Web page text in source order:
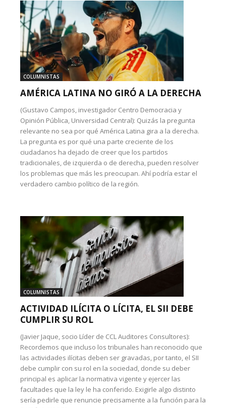
COLUMNISTAS
AMÉRICA LATINA NO GIRÓ A LA DERECHA
(Gustavo Campos, investigador Centro Democracia y
Opinión Pública, Universidad Central): Quizás la pregunta
relevante no sea por qué América Latina gira a la derecha.
La pregunta es por qué una parte creciente de los
ciudadanos ha dejado de creer que los partidos
tradicionales, de izquierda o de derecha, pueden resolver
los problemas que más les preocupan. Ahí podría estar el
verdadero cambio político de la región.
COLUMNISTAS
ACTIVIDAD ILÍCITA O LÍCITA, EL SII DEBE
CUMPLIR SU ROL
(Javier Jaque, socio Líder de CCL Auditores Consultores):
Recordemos que incluso los tribunales han reconocido que
las actividades ilícitas deben ser gravadas, por tanto, el SII
debe cumplir con su rol en la sociedad, donde su deber
principal es aplicar la normativa vigente y ejercer las
facultades que la ley le ha conferido. Exigirle algo distinto
sería pedirle que renuncie precisamente a la función para la